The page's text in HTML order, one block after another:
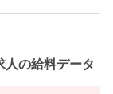
人の給料データ